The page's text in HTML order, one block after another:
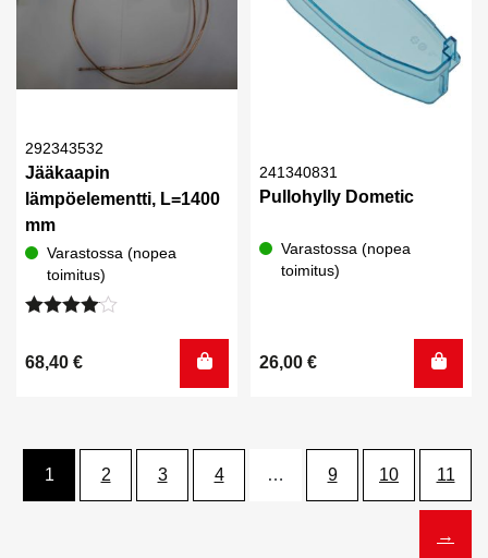
292343532
Jääkaapin
lämpöelementti, L=1400
mm
Varastossa (nopea
toimitus)
4.00/ 5
68,40 €
241340831
Pullohylly Dometic
Varastossa (nopea
toimitus)
26,00 €
1 2 3 4 … 9 10 11
→